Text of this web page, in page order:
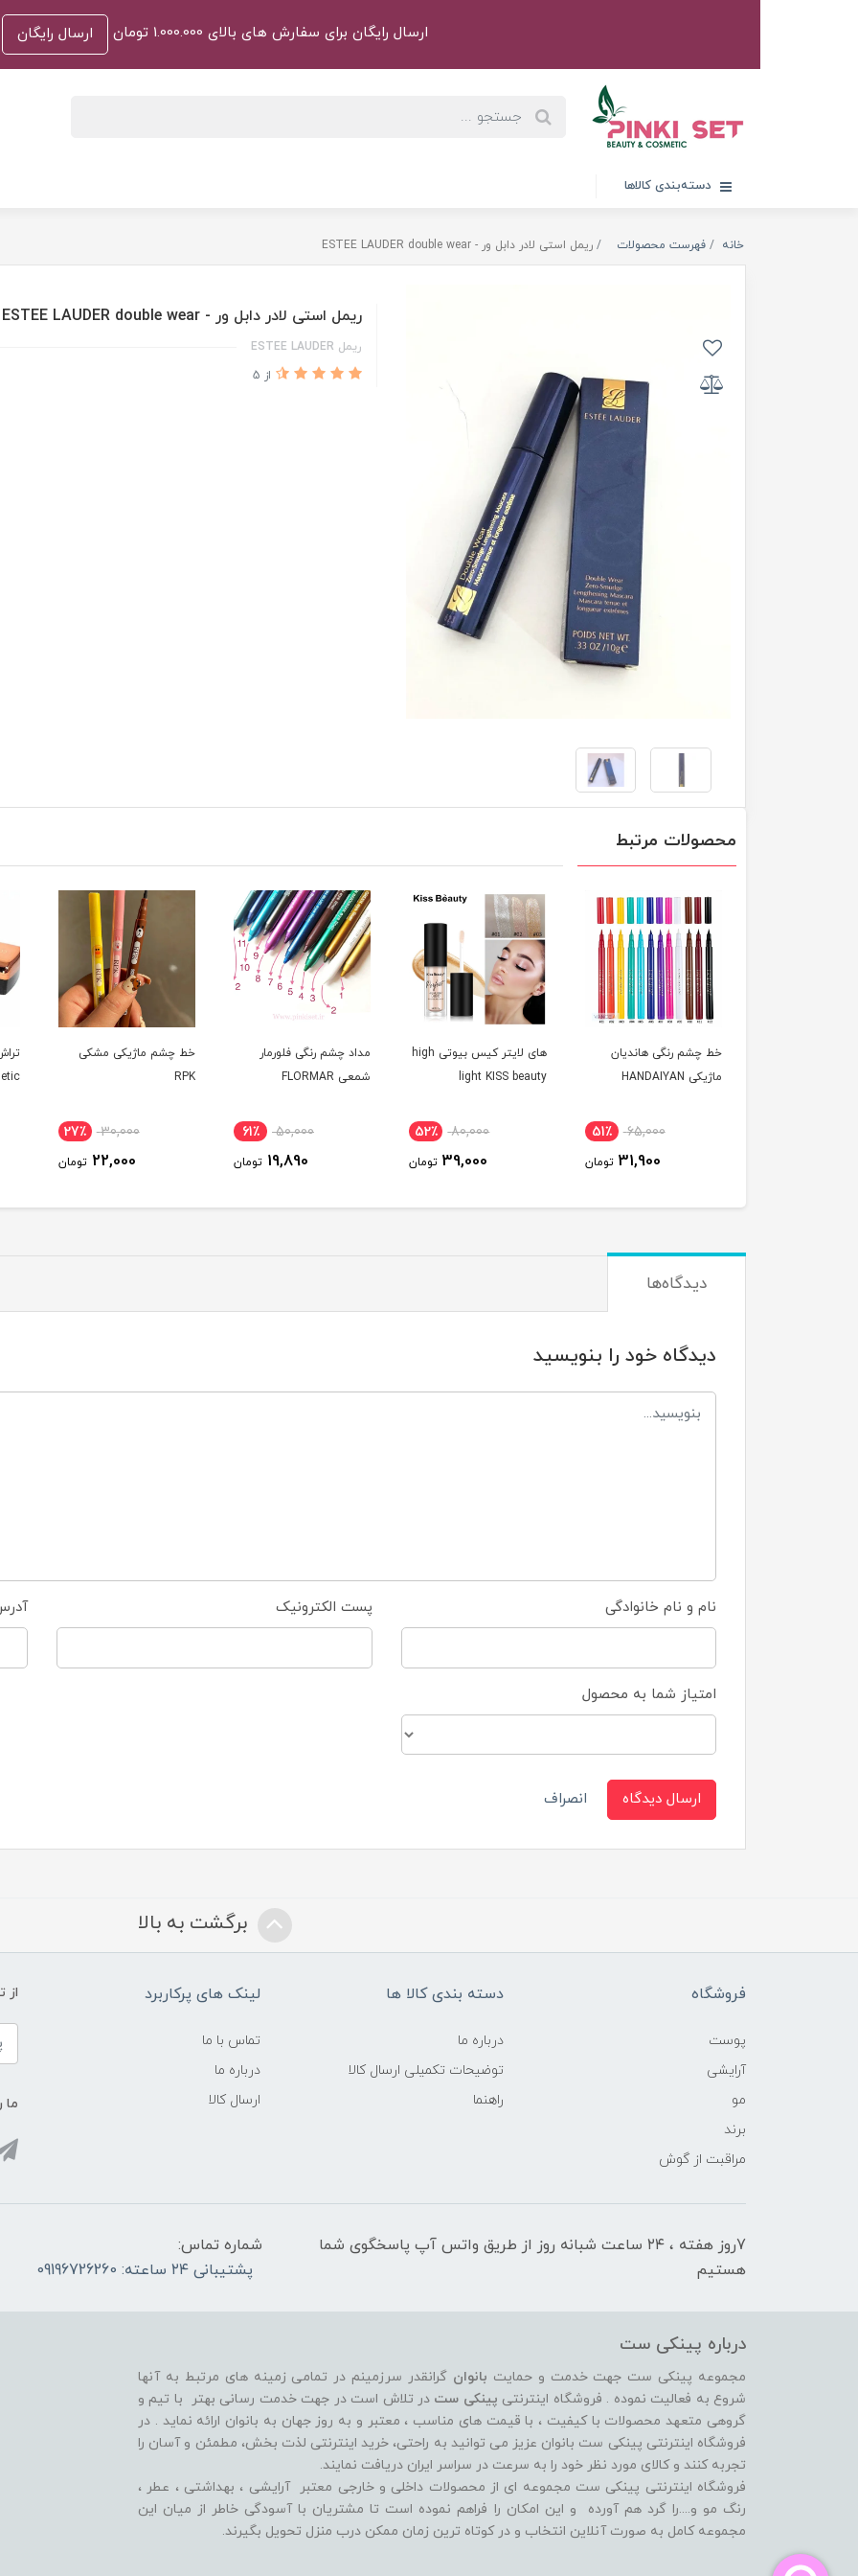
ارسال رایگان برای سفارش های بالای 1.000.000 تومان ارسال رایگان
دسته‌بندی کالاها
خانه فهرست محصولات ریمل استی لادر دابل ور - ESTEE LAUDER double wear
ریمل استی لادر دابل ور - ESTEE LAUDER double wear
ریمل ESTEE LAUDER
از 5
محصولات مرتبط
خط چشم رنگی هاندیان
ماژیکی HANDAIYAN
65,000 51٪
31,900 تومان
های لایتر کیس بیوتی high
light KISS beauty
80,000 52٪
39,000 تومان
مداد چشم رنگی فلورمار
شمعی FLORMAR
50,000 61٪
19,890 تومان
خط چشم ماژیکی مشکی
RPK
30,000 27٪
22,000 تومان
دیدگاه‌ها
دیدگاه خود را بنویسید
نام و نام خانوادگی پست الکترونیک
امتیاز شما به محصول
ارسال دیدگاه انصراف
برگشت به بالا
فروشگاه
پوست
آرایشی
مو
برند
مراقبت از گوش
دسته بندی کالا ها
درباره ما
توضیحات تکمیلی ارسال کالا
راهنما
لینک های پرکاربرد
تماس با ما
درباره ما
ارسال کالا
از
ما
7روز هفته ، ۲۴ ساعت شبانه‌ روز از طریق واتس آپ پاسخگوی شما
هستیم
شماره تماس:
پشتیبانی ۲۴ ساعته: 09196726260
درباره پینکی ست
مجموعه پینکی ست جهت خدمت و حمایت بانوان گرانقدر سرزمینم در تمامی زمینه های مرتبط به آنها
شروع به فعالیت نموده . فروشگاه اینترنتی پینکی ست در تلاش است در جهت خدمت رسانی بهتر با تیم و
گروهی متعهد محصولات با کیفیت ، با قیمت های مناسب ، معتبر و به روز جهان به بانوان ارائه نماید . در
فروشگاه اینترنتی پینکی ست بانوان عزیز می توانيد به راحتی، خرید اینترنتی لذت بخش، مطمئن و آسان را
تجربه کنند و کالای مورد نظر خود را به سرعت در سراسر ایران دریافت نمایند.
فروشگاه اینترنتی پینکی ست مجموعه ای از محصولات داخلی و خارجی معتبر آرایشی ، بهداشتی ، عطر ،
رنگ مو و....را گرد هم آورده و اين امکان را فراهم نموده است تا مشتريان با آسودگی خاطر از ميان اين
مجموعه کامل به صورت آنلاين انتخاب و در کوتاه ترين زمان ممکن درب منزل تحویل بگیرند.